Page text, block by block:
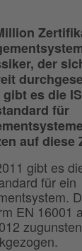
der
es die
für
auf diese
gibt es
für ein
EN 16001